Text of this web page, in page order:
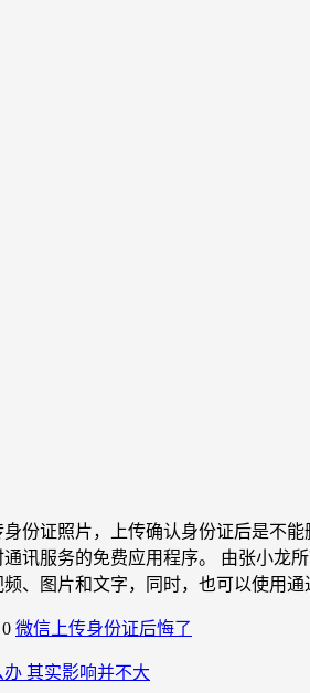
份证照片，上传确认身份证后是不
讯服务的免费应用程序。 由张小龙
、图片和文字，同时，也可以使用
微信上传身份证后悔了